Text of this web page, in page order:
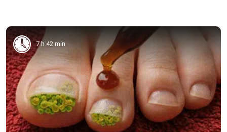
7 h 42 min